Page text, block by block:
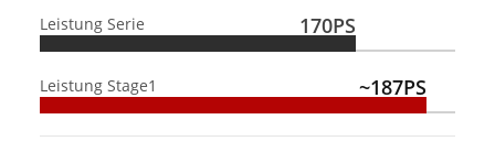
Leistung Serie 170PS
Leistung Stage1 ~187PS